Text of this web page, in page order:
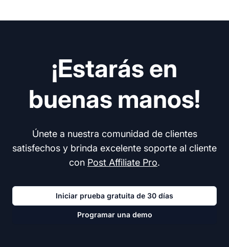
¡Estarás en
buenas manos!
Únete a nuestra comunidad de clientes
satisfechos y brinda excelente soporte al cliente
con Post Affiliate Pro.
Iniciar prueba gratuita de 30 días
Programar una demo